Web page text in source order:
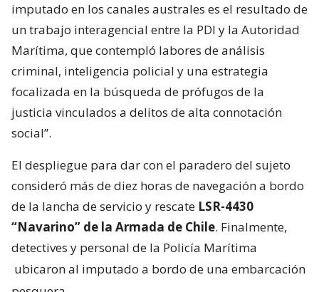
imputado en los canales australes es el resultado de
un trabajo interagencial entre la PDI y la Autoridad
Marítima, que contempló labores de análisis
criminal, inteligencia policial y una estrategia
focalizada en la búsqueda de prófugos de la
justicia vinculados a delitos de alta connotación
social”.
El despliegue para dar con el paradero del sujeto
consideró más de diez horas de navegación a bordo
de la lancha de servicio y rescate LSR-4430
“Navarino” de la Armada de Chile. Finalmente,
detectives y personal de la Policía Marítima
ubicaron al imputado a bordo de una embarcación